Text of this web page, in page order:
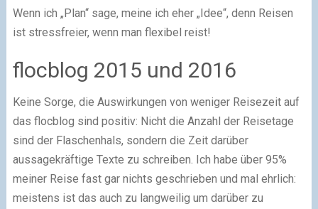
Wenn ich „Plan“ sage, meine ich eher „Idee“, denn Reisen
ist stressfreier, wenn man flexibel reist!
flocblog 2015 und 2016
Keine Sorge, die Auswirkungen von weniger Reisezeit auf
das flocblog sind positiv: Nicht die Anzahl der Reisetage
sind der Flaschenhals, sondern die Zeit darüber
aussagekräftige Texte zu schreiben. Ich habe über 95%
meiner Reise fast gar nichts geschrieben und mal ehrlich:
meistens ist das auch zu langweilig um darüber zu